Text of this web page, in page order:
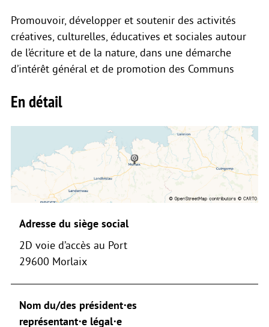
Promouvoir, développer et soutenir des activités
créatives, culturelles, éducatives et sociales autour
de l’écriture et de la nature, dans une démarche
d’intérêt général et de promotion des Communs
En détail
Adresse du siège social
2D voie d’accès au Port
29600 Morlaix
Nom du/des président⋅es
représentant⋅e légal⋅e